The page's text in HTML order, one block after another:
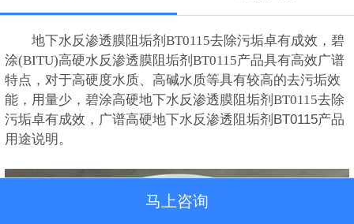
地下水反渗透膜阻垢剂BT0115去除污垢卓有成效，碧
涂(BITU)高硬水反渗透膜阻垢剂BT0115产品具有高效广谱
特点，对于高硬度水质、高碱水质等具有较高的去污垢效
能，用量少，碧涂高硬地下水反渗透膜阻垢剂BT0115去除
污垢卓有成效 ， 广谱高硬地下水反渗透阻垢剂BT0115产品
用途说明。
马上咨询